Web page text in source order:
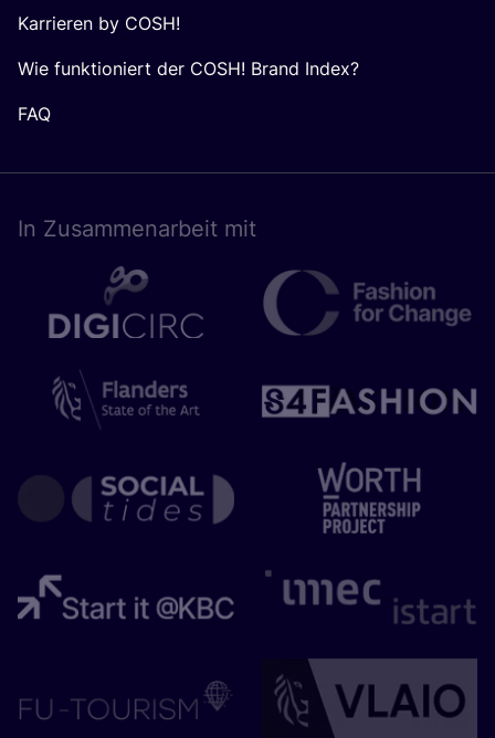
Karrieren by COSH!
Wie funktioniert der COSH! Brand Index?
FAQ
In Zusam­men­ar­beit mit